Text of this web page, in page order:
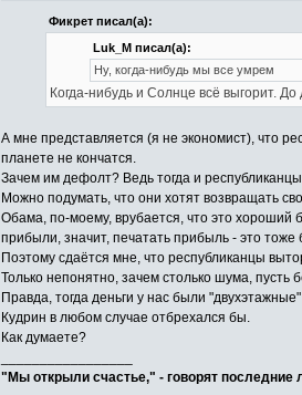
Фикрет писал(а):
Luk_M писал(а):
Ну, когда-нибудь мы все умрем
Когда-нибудь и Солнце всё выгорит.
А мне представляется (я не экономист), что
планете не кончатся.
Зачем им дефолт? Ведь тогда и
Можно подумать, что они хотят возвращать
Обама, по-моему, врубается, что это
прибыли, значит, печатать прибыль - это тоже
Поэтому сдаётся мне, что республиканцы
Только непонятно, зачем столько шума,
Правда, тогда деньги у нас были
Кудрин в любом случае отбрехался бы.
Как думаете?
"Мы открыли счастье," - говорят